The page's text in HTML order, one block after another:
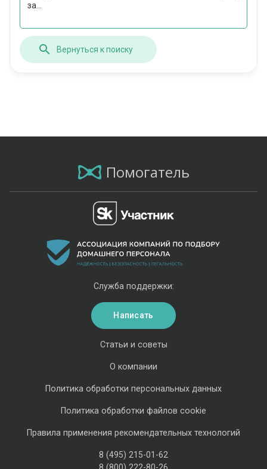
за...
Вернуться к поиску
Помогатель
Статьи и советы
О компании
Политика обработки персональных данных
Политика обработки файлов cookie
Правила применения рекомендательных технологий
8 (495) 215-01-62
Служба поддержки:
Написать